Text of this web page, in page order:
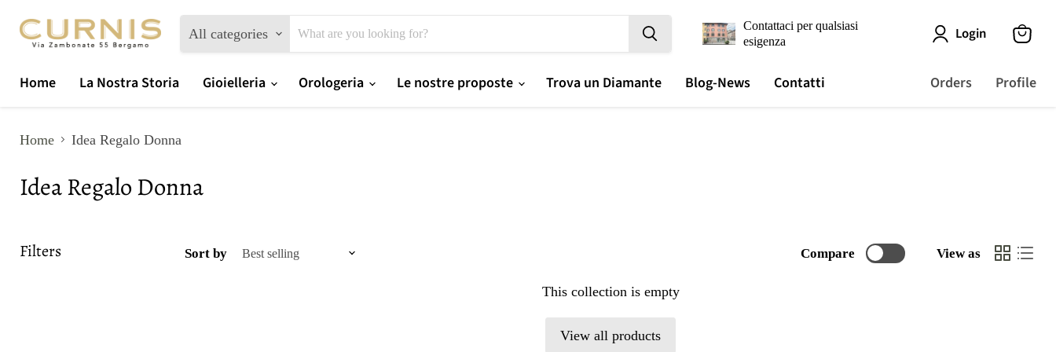
All categories
Contattaci per qualsiasi
esigenza
Login
Home La Nostra Storia Gioielleria Orologeria Le nostre proposte Trova un Diamante Blog-News Contatti Orders Profile
Home Idea Regalo Donna
Idea Regalo Donna
Filters Sort by Compare View as
This collection is empty
View all products